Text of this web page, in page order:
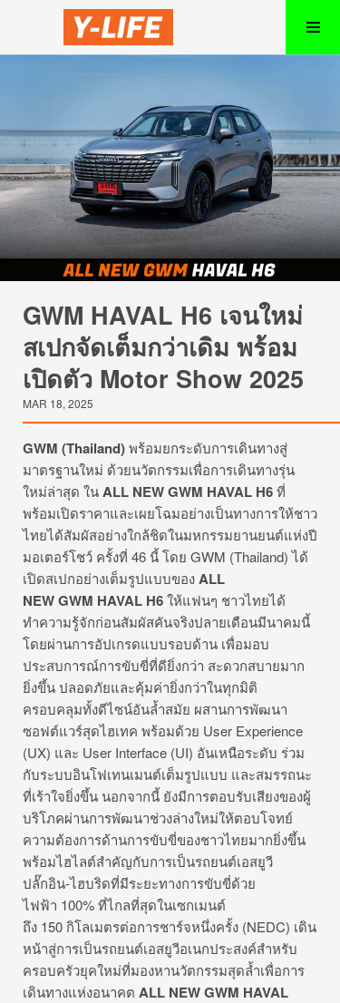
GWM HAVAL H6 เจนใหม่
สเปกจัดเต็มกว่าเดิม พร้อม
เปิดตัว Motor Show 2025
MAR 18, 2025
GWM (Thailand)พร้อมยกระดับการเดินทางสู่
มาตรฐานใหม่ ด้วยนวัตกรรมเพื่อการเดินทางรุ่น
ใหม่ล่าสุด ในALL NEW GWM HAVAL H6ที่
พร้อมเปิดราคาและเผยโฉมอย่างเป็นทางการให้ชาว
ไทยได้สัมผัสอย่างใกล้ชิดในมหกรรมยานยนต์แห่งปี
มอเตอร์โชว์ ครั้งที่ 46 นี้ โดย GWM (Thailand) ได้
เปิดสเปกอย่างเต็มรูปแบบของALL
NEW GWM HAVAL H6ให้แฟนๆ ชาวไทยได้
ทำความรู้จักก่อนสัมผัสคันจริงปลายเดือนมีนาคมนี้
โดยผ่านการอัปเกรดแบบรอบด้าน เพื่อมอบ
ประสบการณ์การขับขี่ที่ดียิ่งกว่า สะดวกสบายมาก
ยิ่งขึ้น ปลอดภัยและคุ้มค่ายิ่งกว่าในทุกมิติ
ครอบคลุมทั้งดีไซน์อันล้ำสมัย ผสานการพัฒนา
ซอฟต์แวร์สุดไฮเทค พร้อมด้วย User Experience
(UX) และ User Interface (UI) อันเหนือระดับ ร่วม
กับระบบอินโฟเทนเมนต์เต็มรูปแบบ และสมรรถนะ
ที่เร้าใจยิ่งขึ้น นอกจากนี้ ยังมีการตอบรับเสียงของผู้
บริโภคผ่านการพัฒนาช่วงล่างใหม่ให้ตอบโจทย์
ความต้องการด้านการขับขี่ของชาวไทยมากยิ่งขึ้น
พร้อมไฮไลต์สำคัญกับการเป็นรถยนต์เอสยูวี
ปลั๊กอิน-ไฮบริดที่มีระยะทางการขับขี่ด้วย
ไฟฟ้า 100% ที่ไกลที่สุดในเซกเมนต์
ถึง 150 กิโลเมตรต่อการชาร์จหนึ่งครั้ง (NEDC) เดิน
หน้าสู่การเป็นรถยนต์เอสยูวีอเนกประสงค์สำหรับ
ครอบครัวยุคใหม่ที่มองหานวัตกรรมสุดล้ำเพื่อการ
เดินทางแห่งอนาคต ALL NEW GWM HAVAL